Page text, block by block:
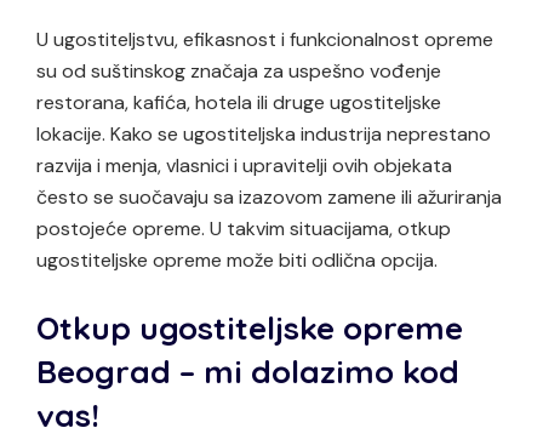
U ugostiteljstvu, efikasnost i funkcionalnost opreme
su od suštinskog značaja za uspešno vođenje
restorana, kafića, hotela ili druge ugostiteljske
lokacije. Kako se ugostiteljska industrija neprestano
razvija i menja, vlasnici i upravitelji ovih objekata
često se suočavaju sa izazovom zamene ili ažuriranja
postojeće opreme. U takvim situacijama, otkup
ugostiteljske opreme može biti odlična opcija.
Otkup ugostiteljske opreme
Beograd – mi dolazimo kod
vas!